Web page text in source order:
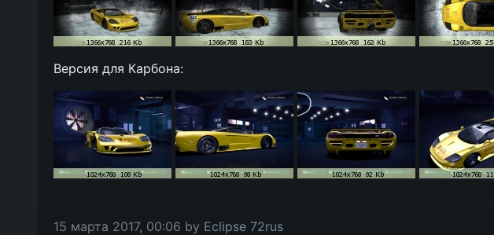
Версия для Карбона:
15 марта 2017, 00:06 by Eclipse 72rus